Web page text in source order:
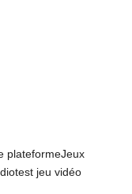
plateformeJeux
test jeu vidéo